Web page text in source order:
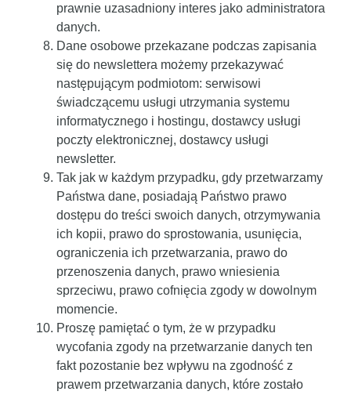
prawnie uzasadniony interes jako administratora
danych.
Dane osobowe przekazane podczas zapisania
się do newslettera możemy przekazywać
następującym podmiotom: serwisowi
świadczącemu usługi utrzymania systemu
informatycznego i hostingu, dostawcy usługi
poczty elektronicznej, dostawcy usługi
newsletter.
Tak jak w każdym przypadku, gdy przetwarzamy
Państwa dane, posiadają Państwo prawo
dostępu do treści swoich danych, otrzymywania
ich kopii, prawo do sprostowania, usunięcia,
ograniczenia ich przetwarzania, prawo do
przenoszenia danych, prawo wniesienia
sprzeciwu, prawo cofnięcia zgody w dowolnym
momencie.
Proszę pamiętać o tym, że w przypadku
wycofania zgody na przetwarzanie danych ten
fakt pozostanie bez wpływu na zgodność z
prawem przetwarzania danych, które zostało